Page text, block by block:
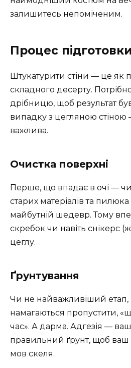
залишитесь непоміченим.
Процес
Штукатурити стіни — це як
складного десерту.
дрібницю, щоб результат
випадку з цегляною стіною
важлива.
Очистка поверхні
Перше, що впадає в очі —
старих матеріалів та
майбутній шедевр. Тому
скребок чи навіть снікерс
цеглу.
Ґрунтування
Чи не найважливіший етап,
намагаються пропустити,
час». А дарма. Адгезія —
правильний ґрунт, щоб ваш
мов скеля.